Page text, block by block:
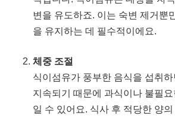
변을 유도하죠. 이는 숙변 제거뿐
을 유지하는 데 필수적이에요.
체중 조절
식이섬유가 풍부한 음식을 섭취
지속되기 때문에 과식이나 불필
일 수 있어요. 식사 후 적당한 양